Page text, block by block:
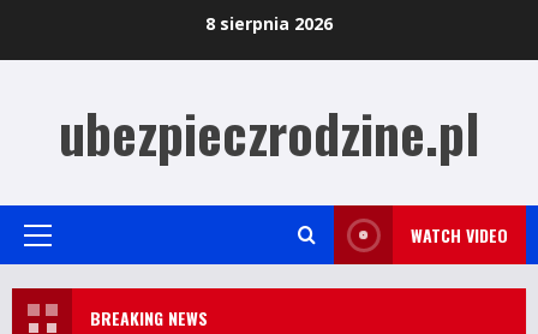
8 sierpnia 2026
ubezpieczrodzine.pl
Primary
WATCH VIDEO
BREAKING NEWS